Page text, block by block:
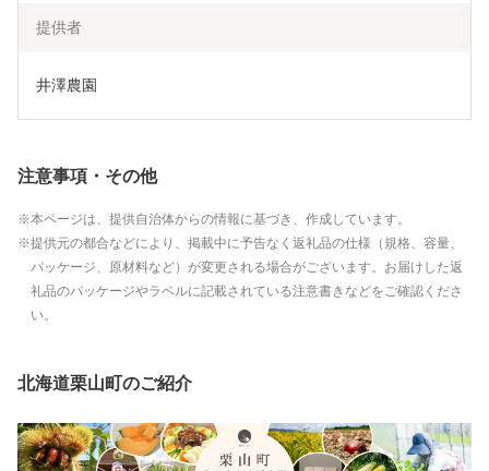
提供者
井澤農園
注意事項・その他
本ページは、提供自治体からの情報に基づき、作成しています。
提供元の都合などにより、掲載中に予告なく返礼品の仕様（規格、容量、
パッケージ、原材料など）が変更される場合がございます。お届けした返
礼品のパッケージやラベルに記載されている注意書きなどをご確認くださ
い。
北海道栗山町のご紹介